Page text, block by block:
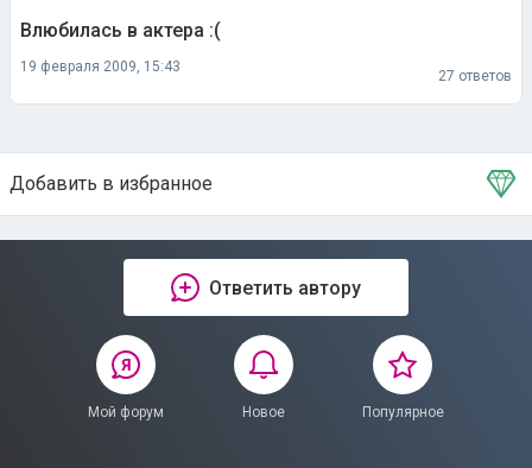
Влюбилась в актера :(
19 февраля 2009, 15:43
27 ответов
Добавить в избранное
Тема в избранном
Ответить автору
Мой форум Новое Популярное